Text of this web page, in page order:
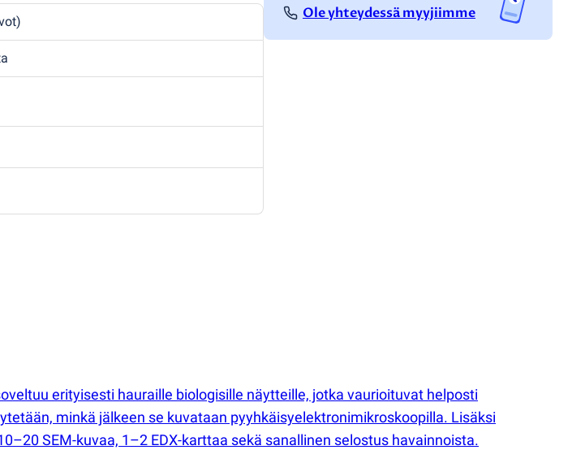
Ole yhteydessä myyjiimme
erityisesti hauraille biologisille näytteille, jotka vaurioituvat helposti
minkä jälkeen se kuvataan pyyhkäisyelektronimikroskoopilla. Lisäksi
SEM-kuvaa, 1–2 EDX-karttaa sekä sanallinen selostus havainnoista.